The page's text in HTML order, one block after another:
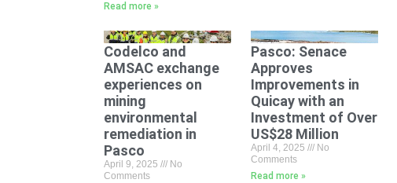
Read more »
Codelco and
AMSAC exchange
experiences on
mining
environmental
remediation in
Pasco
April 9, 2025
No
Comments
Pasco: Senace
Approves
Improvements in
Quicay with an
Investment of Over
US$28 Million
April 4, 2025
No
Comments
Read more »